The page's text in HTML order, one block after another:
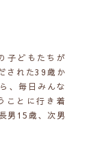
子どもたちが
された39歳か
、毎日みんな
ことに行き着
男15歳、次男